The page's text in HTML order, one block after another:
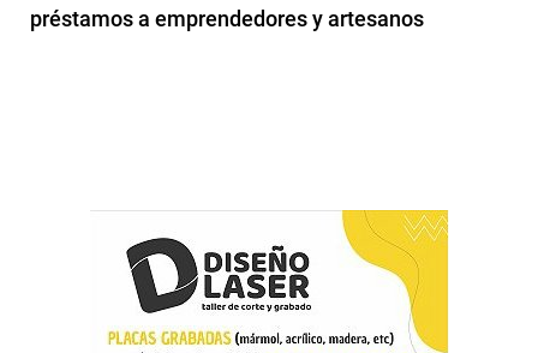
préstamos a emprendedores y artesanos